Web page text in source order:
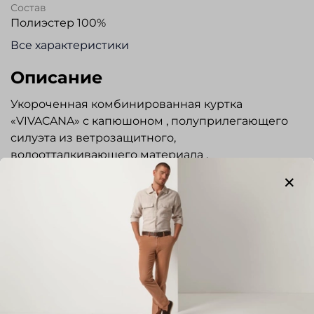
Состав
Полиэстер 100%
Все характеристики
Описание
Укороченная комбинированная куртка
«VIVACANA» с капюшоном , полуприлегающего
силуэта из ветрозащитного,
водоотталкивающего материала .
Отстегивающийся капюшон с утягивающей
кулисой. Воротник-стойка с мехом внутри.
Застежка на молнию . Два боковых кармана с
застежкой на молнию. Внутри карманов для
дополнительного тепла - мягкий флис.
Предусмотрено два внутренних кармана. По
низу куртки утягивающая кулиса. В изделии
использован наполнитель био-пух который
обеспечит комфорт даже в самые холодные